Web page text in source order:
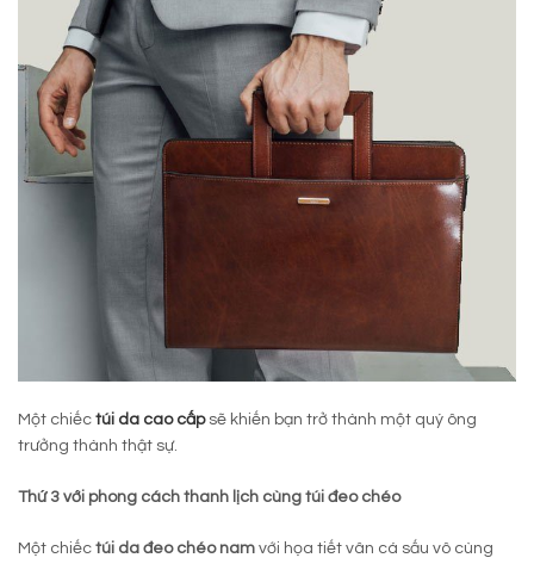
Một chiếc túi da cao cấp sẽ khiến bạn trở thành một quý ông
trưởng thành thật sự.
Thứ 3 với phong cách thanh lịch cùng túi đeo chéo
Một chiếc túi da đeo chéo nam với họa tiết vân cá sấu vô cùng